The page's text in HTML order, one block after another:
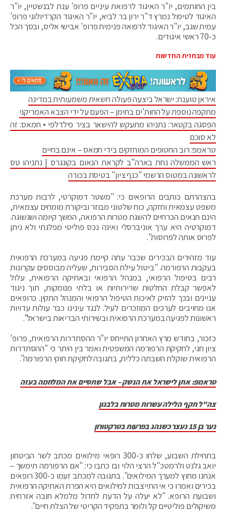
בין החותמים, יו"ר האיגוד לרפואת עיניים פרופ' ענת לבנשטיין, יו"ר
האיגוד לטיפול נמרץ ד"ר ירון בר לביא, יו"ר האיגוד הקרדיולוגי פרופ'
עמית שגב, יו"ר האיגוד לרפואה פנימית פרופ' אבישי אליס, ובסך הכל
כ-70 ראשי איגודים.
עוד מבחזית החדשות
איראן טוענת: ישראל ביצעה פעולה חשאית משמעותית במדינה
מתקפה נוספת על החות'ים בתימן – הפעם על ידי הצבא האמריקני
הפסגה בקטאר: נתניהו מתעקש להישאר בציר פילדלפי • חמאס: זה
לא סוכם
טראמפ: רוב החטופים המוחזקים בידי חמאס – אינם בחיים
ראש הממשלה נחת בארה"ב לקראת הנאום בקונגרס | נתניהו טס
לראשונה במטוס הרשמי "כנף ציון" בטיסת בכורה
בהצהרתם כותבים הרופאים כי: "משטר דמוקרטי, לרבות מערכת
משפט עצמאית וחזקה, כוח שלטוני מבוזר וביקורת מומחים עצמאית,
הינם תנאים הכרחיים להשגת מטרות הרפואה, המשך קיומה ושגשוגה.
דמוקרטיה היא ערך אוניברסלי ואינה נכס פוליטי מפלגתי ולא ניתן
לפרוס אותה לפרוסות".
עוד מזהירים הבכירים שכבר עתה קיימת פגיעה במערכת הרפואית
בעקבות הרפורמה. "ביטול עילת הסבירות, שעליה מבוססים עקרונות
רבים בטיפול הרפואי, במנהל הרפואי ובאתיקה הרפואית, עלול
לאפשר קבלת החלטות שרירותיות או בלתי מנומקות, תוך ניגוד
עניינים ובכך להזיק לאיכות הטיפול הרפואי והמנהל התקין. כרופאים
אנו מחויבים לערכים המוזכרים לעיל. לנגד עינינו כבר עולות עדויות
ראשונות לפגיעה במערכת הרפואית ובשירותי הבריאות בישראל".
כזכור, בחודש מרץ האחרון התייחס יו"ר ההסתדרות הרפואית, פרופ'
ציון חגי, לחקיקת הרפורמה המשפטית ואמר בין היתר כי "ההסתדרות
הרפואית שוקלת השבתה כללית, בתגובה לחקיקת חוקי הרפורמה".
טראמפ: אתן לישראל את הנשק – אבל שתסיים את המלחמה בעזה
צה"ל תקף הלילה עשרות מטרות בלבנון
נער בן 15 נעצר כשנהג בפרעות בטרקטורון
בתחילת השבוע, שלחו כ-300 רופאי מילואים מכתב לשר הביטחון
יואב גלנט ולרמטכ"ל הרצי הלוי ובו כתבו כי: "אם הרפורמה תימשך –
אנחנו מחוץ למערך המילואים". בתגובה למכתב זעמו כ-300 רופאים
בכירים ואמרו כי אי התייצבות למילואים היא הפרת האתיקה הרפואית
ושבועת הרופא. "לא יעלה על הדעת לחדול מלמלא חובה אזרחית
משיקולים פוליטיים קל ולומר בתפקיד הקריטי של הצלת חיים".